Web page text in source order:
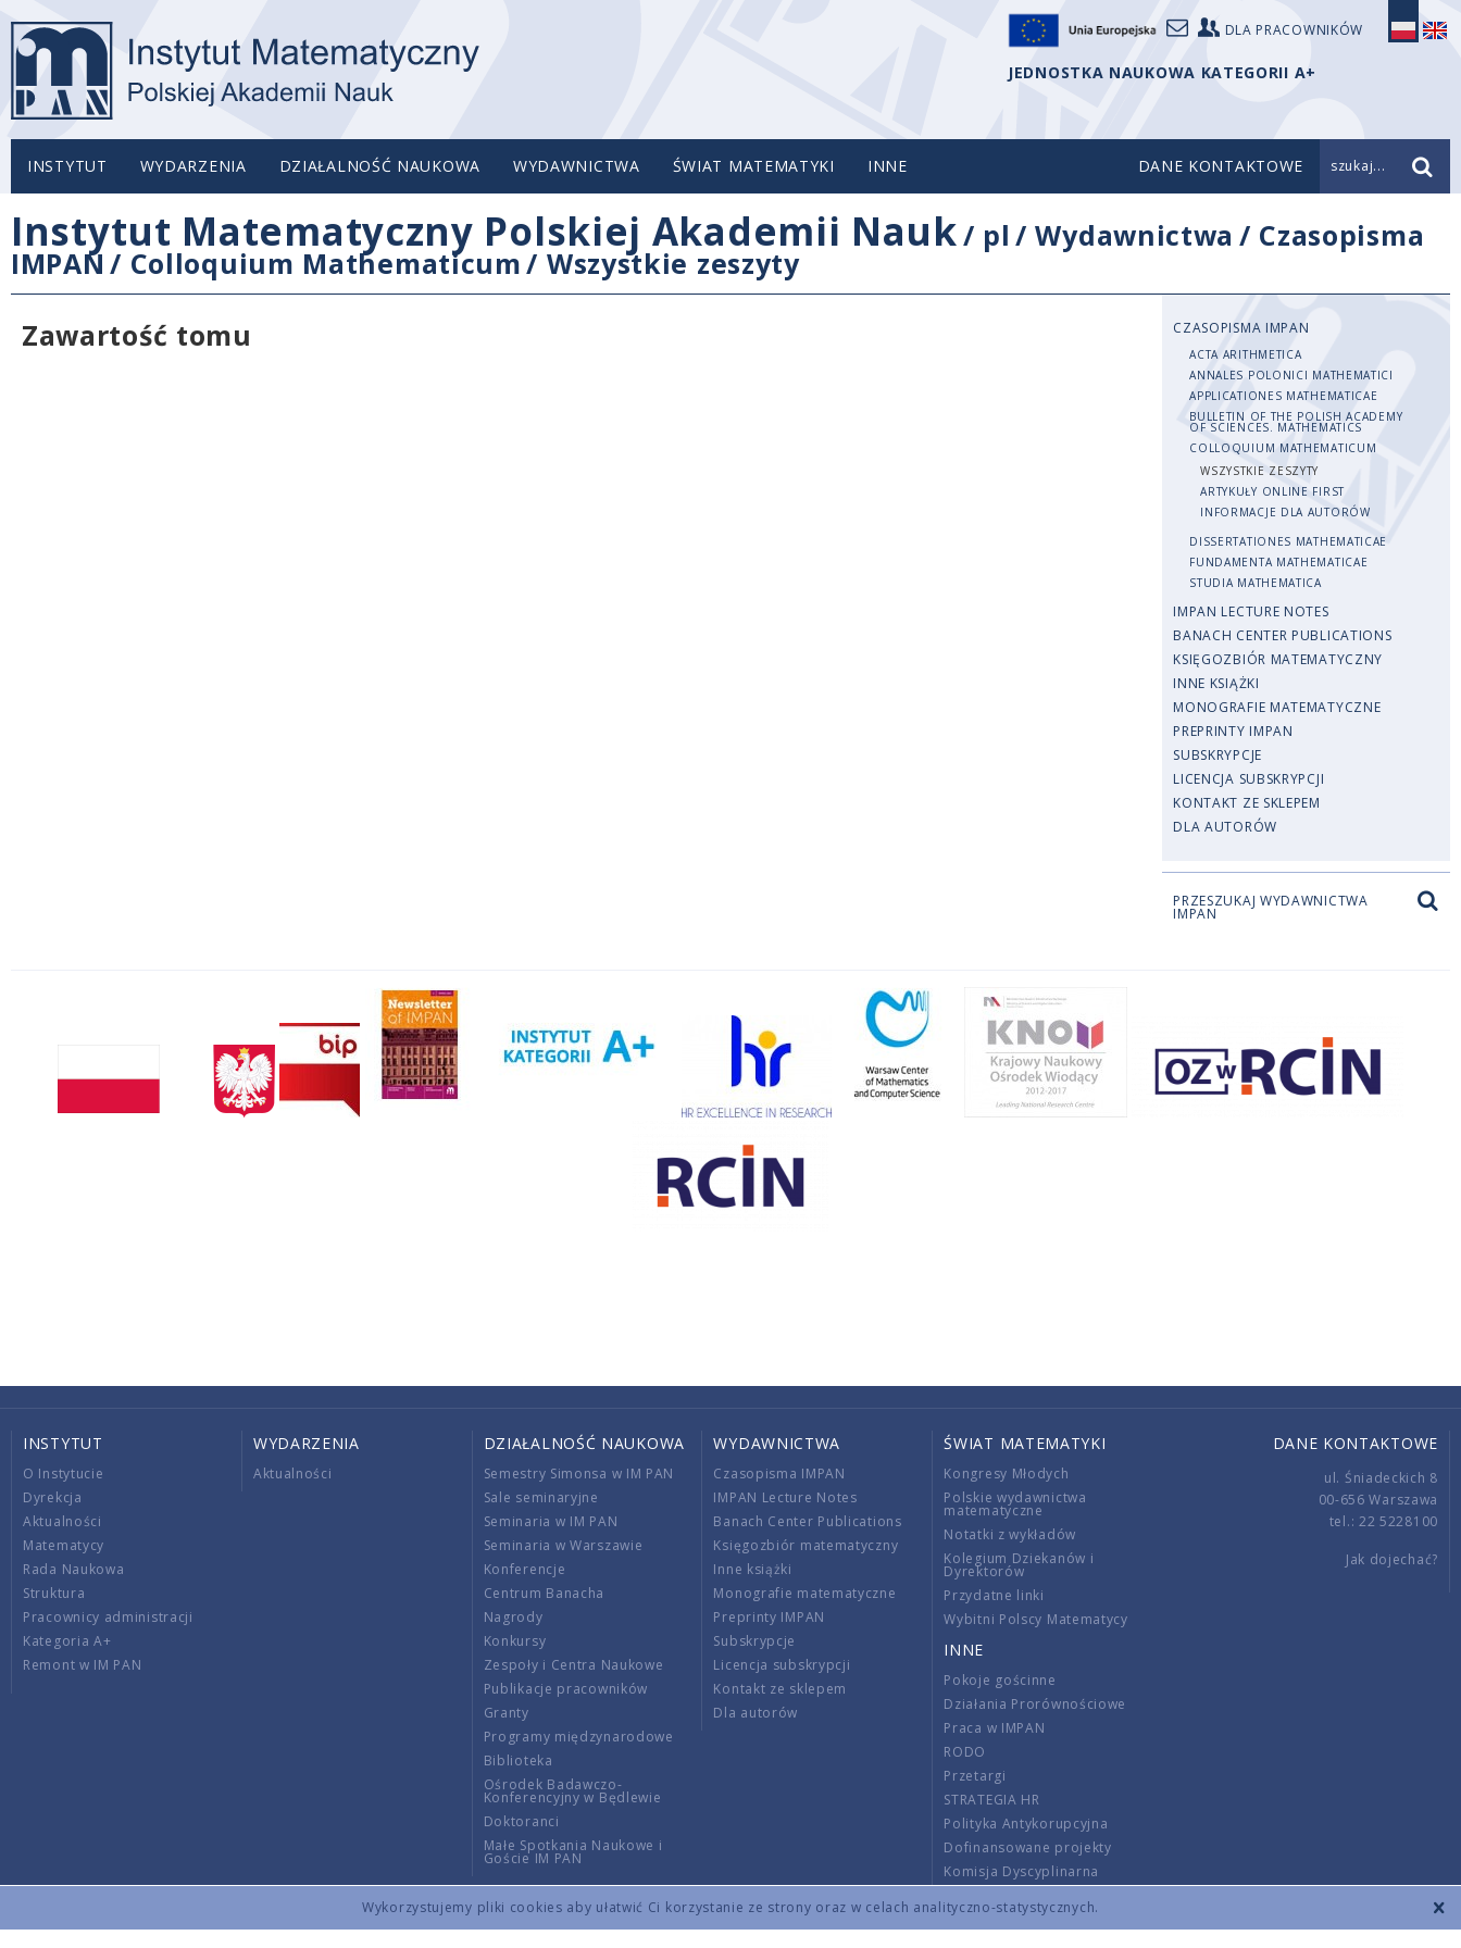
Wykorzystujemy pliki cookies aby ułatwić Ci korzystanie ze strony oraz w celach analityczno-statystycznych.
DLA PRACOWNIKÓW
JEDNOSTKA NAUKOWA KATEGORII A+
INSTYTUT WYDARZENIA DZIAŁALNOŚĆ NAUKOWA WYDAWNICTWA ŚWIAT MATEMATYKI INNE DANE KONTAKTOWE szukaj...
Instytut Matematyczny Polskiej Akademii Nauk/ pl /Wydawnictwa / Czasopisma
IMPAN / Colloquium Mathematicum/ Wszystkie zeszyty
Zawartość tomu
CZASOPISMA IMPAN
ACTA ARITHMETICA
ANNALES POLONICI MATHEMATICI
APPLICATIONES MATHEMATICAE
BULLETIN OF THE POLISH ACADEMY
OF SCIENCES. MATHEMATICS
COLLOQUIUM MATHEMATICUM
WSZYSTKIE ZESZYTY
ARTYKUŁY ONLINE FIRST
INFORMACJE DLA AUTORÓW
DISSERTATIONES MATHEMATICAE
FUNDAMENTA MATHEMATICAE
STUDIA MATHEMATICA
IMPAN LECTURE NOTES
BANACH CENTER PUBLICATIONS
KSIĘGOZBIÓR MATEMATYCZNY
INNE KSIĄŻKI
MONOGRAFIE MATEMATYCZNE
PREPRINTY IMPAN
SUBSKRYPCJE
LICENCJA SUBSKRYPCJI
KONTAKT ZE SKLEPEM
DLA AUTORÓW
PRZESZUKAJ WYDAWNICTWA
IMPAN
INSTYTUT
O Instytucie
Dyrekcja
Aktualności
Matematycy
Rada Naukowa
Struktura
Pracownicy administracji
Kategoria A+
Remont w IM PAN
WYDARZENIA
Aktualności
DZIAŁALNOŚĆ NAUKOWA
Semestry Simonsa w IM PAN
Sale seminaryjne
Seminaria w IM PAN
Seminaria w Warszawie
Konferencje
Centrum Banacha
Nagrody
Konkursy
Zespoły i Centra Naukowe
Publikacje pracowników
Granty
Programy międzynarodowe
Biblioteka
Ośrodek Badawczo-
Konferencyjny w Będlewie
Doktoranci
Małe Spotkania Naukowe i
Goście IM PAN
WYDAWNICTWA
Czasopisma IMPAN
IMPAN Lecture Notes
Banach Center Publications
Księgozbiór matematyczny
Inne książki
Monografie matematyczne
Preprinty IMPAN
Subskrypcje
Licencja subskrypcji
Kontakt ze sklepem
Dla autorów
ŚWIAT MATEMATYKI
Kongresy Młodych
Polskie wydawnictwa
matematyczne
Notatki z wykładów
Kolegium Dziekanów i
Dyrektorów
Przydatne linki
Wybitni Polscy Matematycy
INNE
Pokoje gościnne
Działania Prorównościowe
Praca w IMPAN
RODO
Przetargi
STRATEGIA HR
Polityka Antykorupcyjna
Dofinansowane projekty
Komisja Dyscyplinarna
Wnoszenie opłat
DANE KONTAKTOWE
ul. Śniadeckich 8
00-656 Warszawa
tel.: 22 5228100
Jak dojechać?